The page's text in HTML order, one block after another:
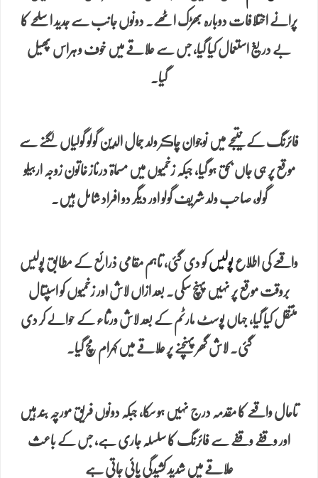
پرانے اختلافات دوبارہ بھڑک اٹھے۔ دونوں جانب سے جدید اسلحے کا
بے دریغ استعمال کیا گیا، جس سے علاقے میں خوف و ہراس پھیل
گیا۔
فائرنگ کے نتیجے میں نوجوان چاڪر ولد جمال الدین گولو گولیاں لگنے سے
موقع پر ہی جاں بحق ہو گیا، جبکہ زخمیوں میں مسماۃ درناز خاتون زوجہ اربیلو
گولو، صاحب ولد شریف گولو اور دیگر دو افراد شامل ہیں۔
واقعے کی اطلاعپولیسکو دی گئی، تاہم مقامی ذرائع کے مطابق پولیس
بروقت موقع پر نہیں پہنچ سکی۔ بعد ازاں لاش اور زخمیوں کو اسپتال
منتقل کیا گیا، جہاں پوسٹ مارٹم کے بعد لاش ورثاء کے حوالے کر دی
گئی۔ لاش گھر پہنچنے پر علاقے میں کہرام مچ گیا۔
تاحال واقعے کا مقدمہ درج نہیں ہو سکا، جبکہ دونوں فریق مورچہ بند ہیں
اور وقفے وقفے سے فائرنگ کا سلسلہ جاری ہے، جس کے باعث
علاقے میں شدید کشیدگی پائی جاتی ہے